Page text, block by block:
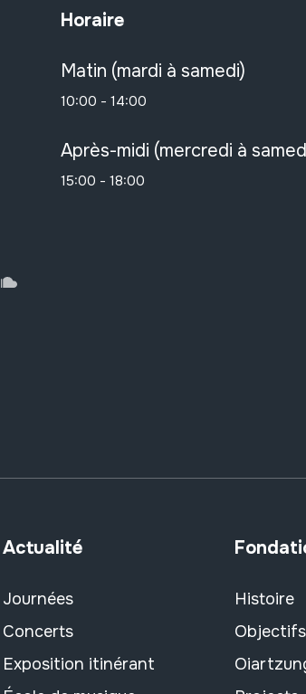
SoundCloud
Horaire
Matin (mardi à samedi)
10:00 - 14:00
Après-midi (mercredi à
15:00 - 18:00
Actualité
Journées
Concerts
Exposition itinérant
Histoire
Objectifs